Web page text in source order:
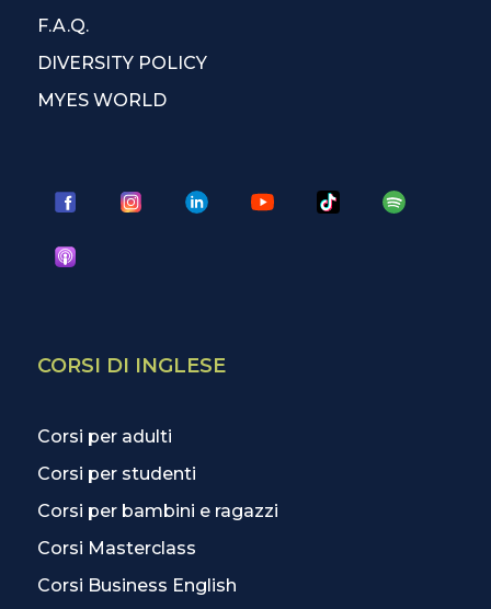
F.A.Q.
DIVERSITY POLICY
MYES WORLD
CORSI DI INGLESE
Corsi per adulti
Corsi per studenti
Corsi per bambini e ragazzi
Corsi Masterclass
Corsi Business English